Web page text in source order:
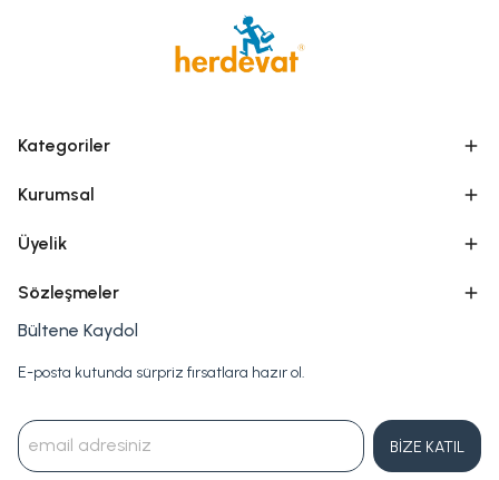
Kategoriler
Kurumsal
Üyelik
Sözleşmeler
Bültene Kaydol
E-posta kutunda sürpriz fırsatlara hazır ol.
BİZE KATIL